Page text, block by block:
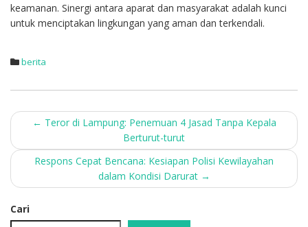
keamanan. Sinergi antara aparat dan masyarakat adalah kunci
untuk menciptakan lingkungan yang aman dan terkendali.
berita
Post
navigation
← Teror di Lampung: Penemuan 4 Jasad Tanpa Kepala
Berturut-turut
Respons Cepat Bencana: Kesiapan Polisi Kewilayahan
dalam Kondisi Darurat →
Cari